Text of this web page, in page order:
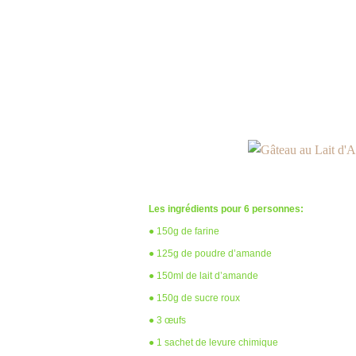
Les ingrédients pour 6 personnes:
● 150g de farine
● 125g de poudre d’amande
● 150ml de lait d’amande
● 150g de sucre roux
● 3 œufs
● 1 sachet de levure chimique